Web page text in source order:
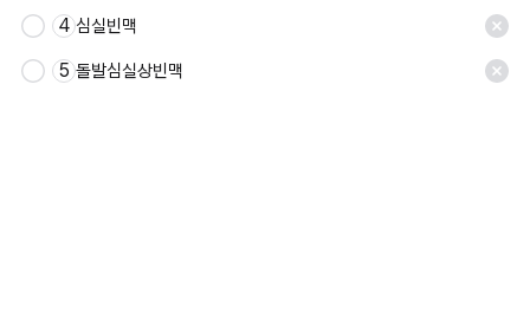
4 심실빈맥
5 돌발심실상빈맥